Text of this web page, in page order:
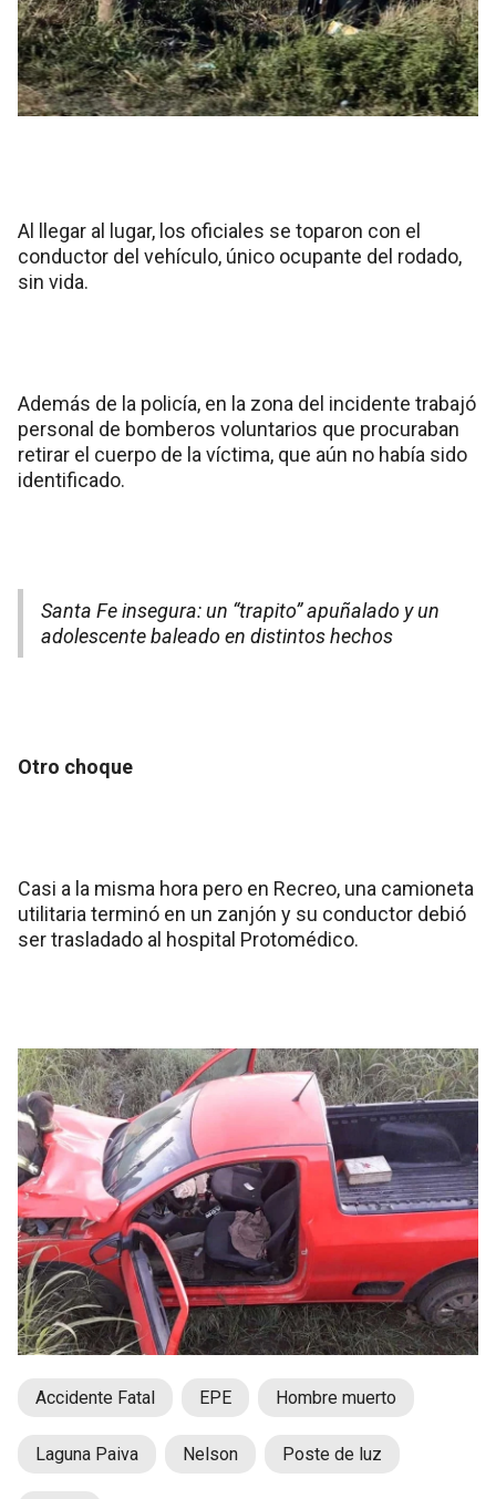
Al llegar al lugar, los oficiales se toparon con el
conductor del vehículo, único ocupante del rodado,
sin vida.
Además de la policía, en la zona del incidente trabajó
personal de bomberos voluntarios que procuraban
retirar el cuerpo de la víctima, que aún no había sido
identificado.
Santa Fe insegura: un “trapito” apuñalado y un
adolescente baleado en distintos hechos
Otro choque
Casi a la misma hora pero en Recreo, una camioneta
utilitaria terminó en un zanjón y su conductor debió
ser trasladado al hospital Protomédico.
Accidente Fatal EPE Hombre muerto
Laguna Paiva Nelson Poste de luz